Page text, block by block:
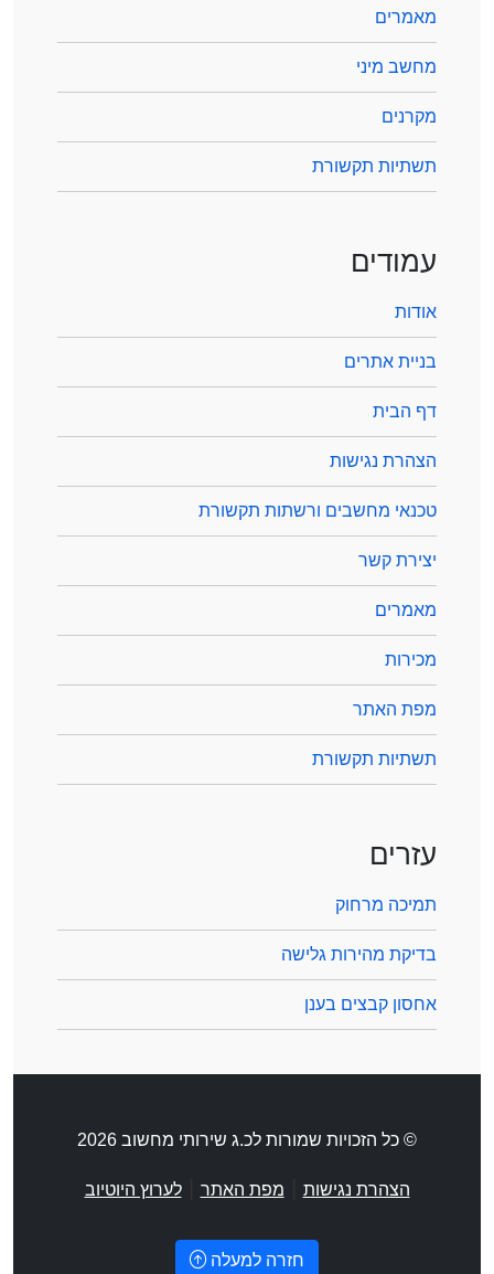
מאמרים
מחשב מיני
מקרנים
תשתיות תקשורת
עמודים
אודות
בניית אתרים
דף הבית
הצהרת נגישות
טכנאי מחשבים ורשתות תקשורת
יצירת קשר
מאמרים
מכירות
מפת האתר
תשתיות תקשורת
עזרים
תמיכה מרחוק
בדיקת מהירות גלישה
אחסון קבצים בענן
© כל הזכויות שמורות לכ.ג שירותי מחשוב 2026
הצהרת נגישות מפת האתר |לערוץ היוטיוב
חזרה למעלה